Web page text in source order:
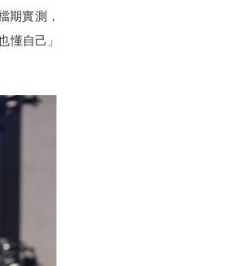
期實測，
懂自己」